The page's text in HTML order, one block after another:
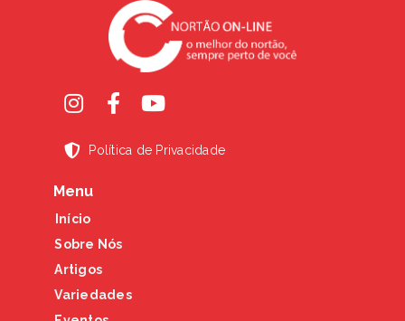
Política de Privacidade
Menu
Início
Sobre Nós
Artigos
Variedades